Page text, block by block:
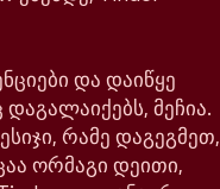
და დაიწყე
მეჩია.
რამე დაგეგმეთ,
ორმაგი დეითი,